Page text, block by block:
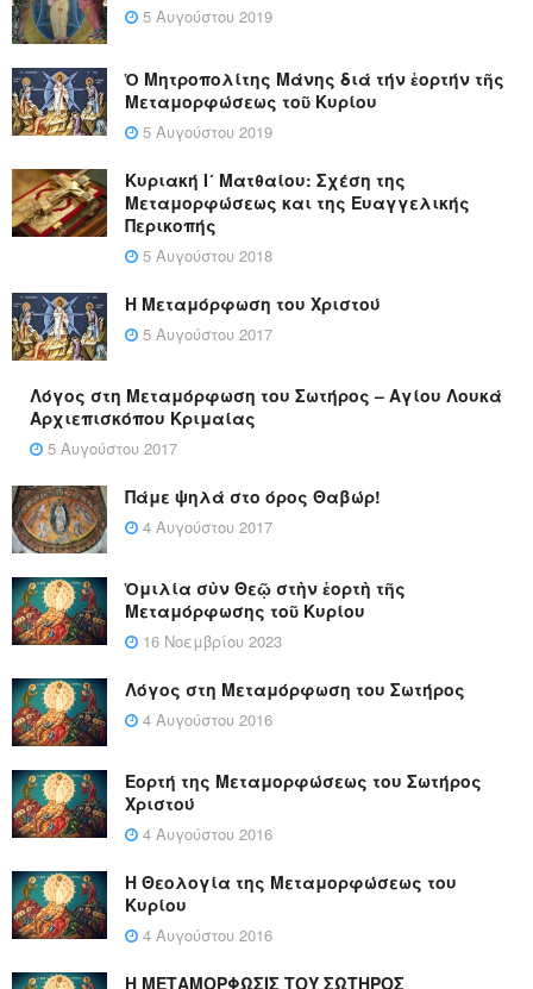
5 Αυγούστου 2019
Ὁ Μητροπολίτης Μάνης διά τήν ἑορτήν τῆς
Μεταμορφώσεως τοῦ Κυρίου
5 Αυγούστου 2019
Κυριακή Ι´ Ματθαίου: Σχέση της
Μεταμορφώσεως και της Ευαγγελικής
Περικοπής
5 Αυγούστου 2018
Η Μεταμόρφωση του Χριστού
5 Αυγούστου 2017
Λόγος στη Μεταμόρφωση του Σωτήρος – Αγίου Λουκά
Αρχιεπισκόπου Κριμαίας
5 Αυγούστου 2017
Πάμε ψηλά στο όρος Θαβώρ!
4 Αυγούστου 2017
Ὁμιλία σὺν Θεῷ στὴν ἑορτὴ τῆς
Μεταμόρφωσης τοῦ Κυρίου
16 Νοεμβρίου 2023
Λόγος στη Μεταμόρφωση του Σωτήρος
4 Αυγούστου 2016
Εορτή της Μεταμορφώσεως του Σωτήρος
Χριστού
4 Αυγούστου 2016
Η Θεολογία της Μεταμορφώσεως του
Κυρίου
4 Αυγούστου 2016
Η ΜΕΤΑΜΟΡΦΩΣΙΣ ΤΟΥ ΣΩΤΗΡΟΣ